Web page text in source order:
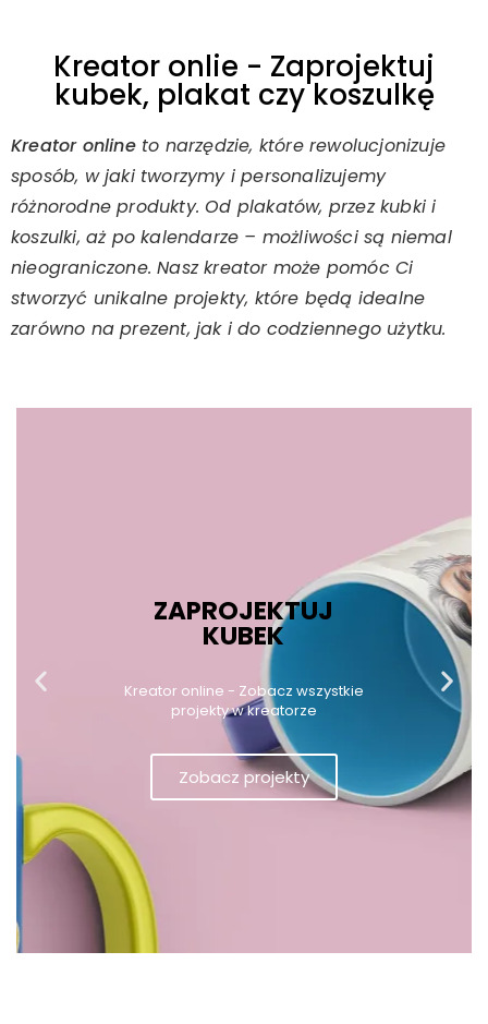
Kreator onlie - Zaprojektuj
kubek, plakat czy koszulkę
Kreator onlineto narzędzie, które rewolucjonizuje
sposób, w jaki tworzymy i personalizujemy
różnorodne produkty. Od plakatów, przez kubki i
koszulki, aż po kalendarze – możliwości są niemal
nieograniczone. Nasz kreator może pomóc Ci
stworzyć unikalne projekty, które będą idealne
zarówno na prezent, jak i do codziennego użytku.
ZAPROJEKTUJ
KUBEK
Kreator online - Zobacz wszystkie
projekty w kreatorze
Zobacz projekty